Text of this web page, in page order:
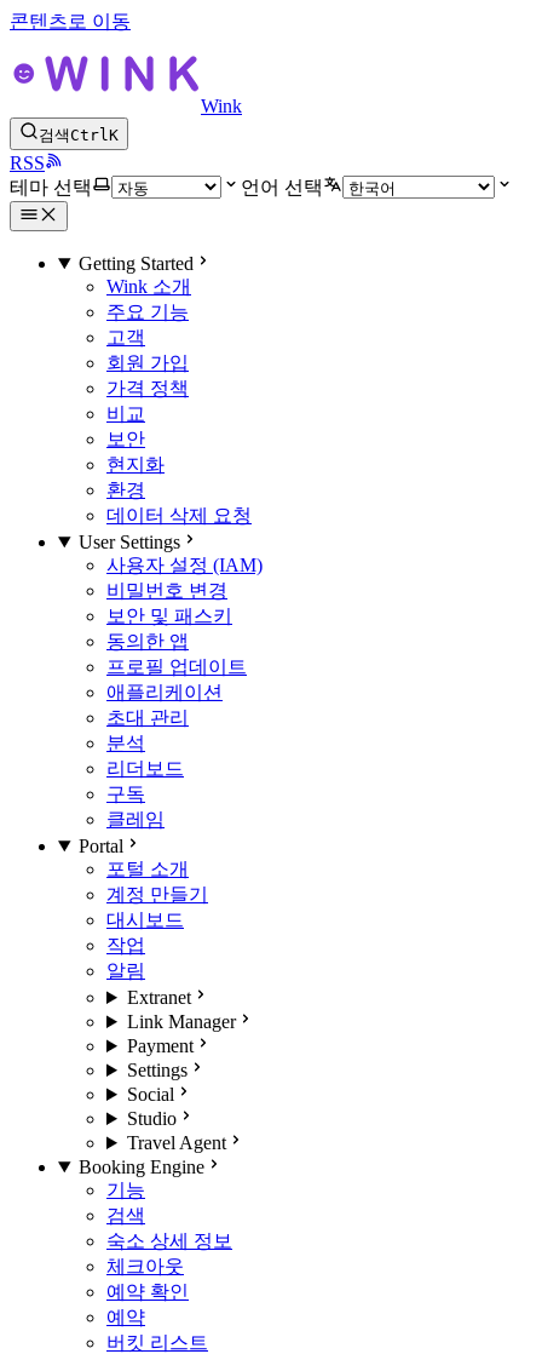
콘텐츠로 이동
Wink
검색CtrlK
RSS
테마 선택
언어 선택
Getting Started
Wink 소개
주요 기능
고객
회원 가입
가격 정책
비교
보안
현지화
환경
데이터 삭제 요청
User Settings
사용자 설정 (IAM)
비밀번호 변경
보안 및 패스키
동의한 앱
프로필 업데이트
애플리케이션
초대 관리
분석
리더보드
구독
클레임
Portal
포털 소개
계정 만들기
대시보드
작업
알림
Extranet
Link Manager
Payment
Settings
Social
Studio
Travel Agent
Booking Engine
기능
검색
숙소 상세 정보
체크아웃
예약 확인
예약
버킷 리스트